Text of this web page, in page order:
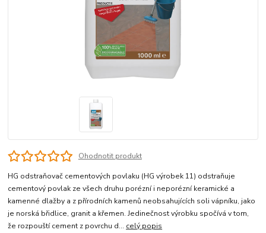
Ohodnotit produkt
HG odstraňovač cementových povlaku (HG výrobek 11) odstraňuje
cementový povlak ze všech druhu porézní i neporézní keramické a
kamenné dlažby a z přírodních kamenů neobsahujících soli vápníku, jako
je norská břidlice, granit a křemen. Jedinečnost výrobku spočívá v tom,
že rozpouští cement z povrchu d... celý popis